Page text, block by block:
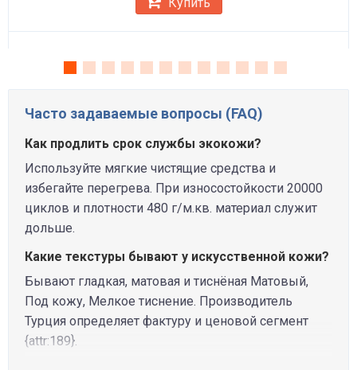
Часто задаваемые вопросы (FAQ)
Как продлить срок службы экокожи?
Используйте мягкие чистящие средства и
избегайте перегрева. При износостойкости 20000
циклов и плотности 480 г/м.кв. материал служит
дольше.
Какие текстуры бывают у искусственной кожи?
Бывают гладкая, матовая и тиснёная Матовый,
Под кожу, Мелкое тиснение. Производитель
Турция определяет фактуру и ценовой сегмент
{attr:189}.